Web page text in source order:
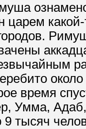
время
Умма,
тысяч